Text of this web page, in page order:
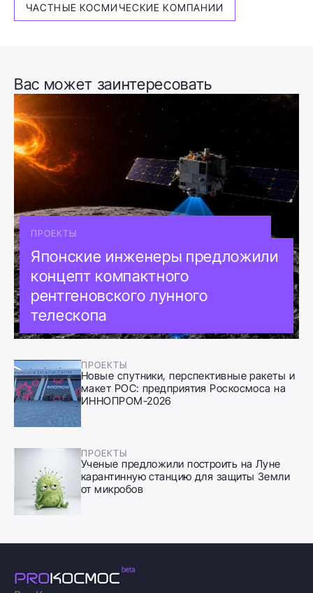
ЧАСТНЫЕ КОСМИЧЕСКИЕ КОМПАНИИ
Вас может заинтересовать
ПРОЕКТЫ
Японские инженеры предложили
концепт компактного
рентгеновского лунного
телескопа
ПРОЕКТЫ
Новые спутники, перспективные ракеты и
макет РОС: предприятия Роскосмоса на
ИННОПРОМ-2026
ПРОЕКТЫ
Ученые предложили построить на Луне
карантинную станцию для защиты Земли
от микробов